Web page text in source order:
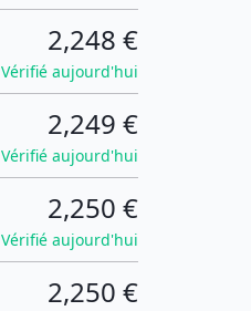
2,248 €
Vérifié aujourd'hui
2,249 €
Vérifié aujourd'hui
2,250 €
Vérifié aujourd'hui
2,250 €